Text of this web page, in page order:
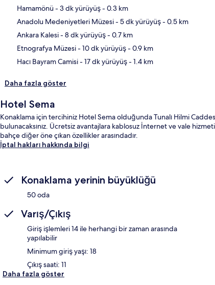
Hamamönü- 3 dk yürüyüş- 0.3 km
Anadolu Medeniyetleri Müzesi- 5 dk yürüyüş- 0.5 km
Ankara Kalesi- 8 dk yürüyüş- 0.7 km
Etnografya Müzesi- 10 dk yürüyüş- 0.9 km
Hacı Bayram Camisi- 17 dk yürüyüş- 1.4 km
Daha fazla göster
Hotel Sema
Konaklama için tercihiniz Hotel Sema olduğunda Tunalı Hilmi
bulunacaksınız. Ücretsiz avantajlara kablosuz İnternet ve vale
bahçe diğer öne çıkan özellikler arasındadır.
İptal hakları hakkında bilgi
Konaklama yerinin büyüklüğü
50 oda
Varış/Çıkış
Giriş işlemleri 14 ile herhangi bir zaman arasında
yapılabilir
Minimum giriş yaşı: 18
Çıkış saati: 11
Daha fazla göster